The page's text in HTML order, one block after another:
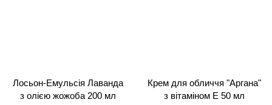
Лосьон-Емульсія Лаванда
з олією жожоба 200 мл
Крем для обличчя "Аргана"
з вітаміном Е 50 мл